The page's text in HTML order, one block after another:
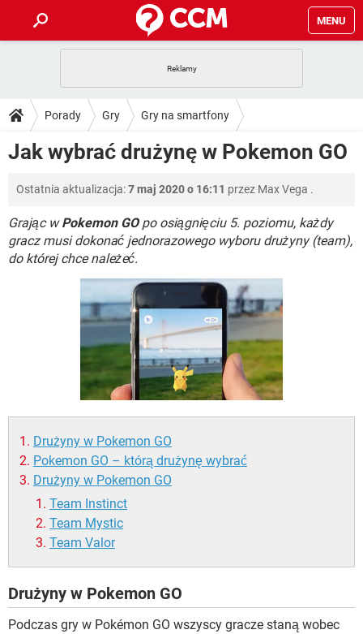
MENU
GRY WHATSAPP
SPOTIFY NETFLIX
PORADY
PlayStation
GRY WHATSAPP
SPOTIFY NETFLIX
INSTAGRAM FACEBOOK
WINDOWS 10
DO POBRANIA
IOS NETFLIX
INSTAGRAM
FORUM
COVID-19 TIKTOK
GRY WHATSAPP
FACEBOOK
ARTYKUŁY
COVID-19
WHATSAPP
NETFLIX
FACEBOOK
Porady Gry Gry na smartfony
Jak wybrać drużynę w Pokemon GO
Ostatnia aktualizacja:7 maj 2020 o 16:11 przez Max Vega .
Grając wPokemon GOpo osiągnięciu 5. poziomu, każdy
gracz musi dokonać jednorazowego wyboru drużyny (team),
do której chce należeć.
Drużyny w Pokemon GO
Pokemon GO – którą drużynę wybrać
Drużyny w Pokemon GO
Team Instinct
Team Mystic
Team Valor
Drużyny w Pokemon GO
Podczas gry w Pokémon GO wszyscy gracze staną wobec